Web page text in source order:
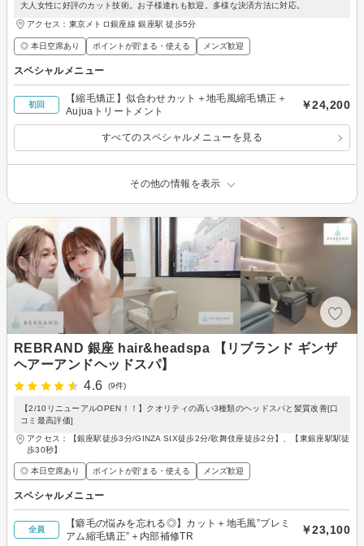
大人女性に好評のカット技術。お子様連れも歓迎。多様な決済方法に対応。
アクセス：東京メトロ銀座線 銀座駅 徒歩5分
◎ 本日空席あり ポイントが貯まる・使える メンズ歓迎
スペシャルメニュー
初回
【縮毛矯正】似合わせカット＋地毛風縮毛矯正＋
Aujuaトリートメント
￥24,200
すべてのスペシャルメニューを見る
その他の情報を表示
REBRAND 銀座 hair&headspa 【リブランド ギンザ
ヘアーアンドヘッドスパ】
4.6
(9件)
【2/10リニューアルOPEN！！】クオリティの高い3種類のヘッドスパと髪質改善[口
コミ最高評価]
アクセス：【銀座駅徒歩3分/GINZA SIX徒歩2分/歌舞伎座徒歩2分】、【東銀座駅駅徒
歩30秒】
◎ 本日空席あり ポイントが貯まる・使える メンズ歓迎
スペシャルメニュー
全員
【癖毛の悩みを忘れる◎】カット＋地毛風”プレミ
アム縮毛矯正”＋内部補修TR
￥23,100